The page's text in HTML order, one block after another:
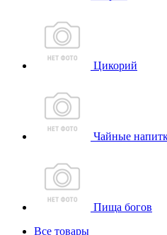
Цикорий
Чайные
Пища богов
Все товары